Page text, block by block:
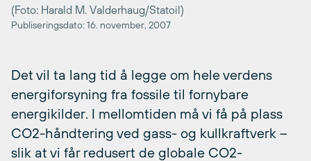
(Foto: Harald M. Valderhaug/Statoil)
Publiseringsdato: 16. november, 2007
Det vil ta lang tid å legge om hele verdens
energiforsyning fra fossile til fornybare
energikilder. I mellomtiden må vi få på plass
CO2-håndtering ved gass- og kullkraftverk –
slik at vi får redusert de globale CO2-